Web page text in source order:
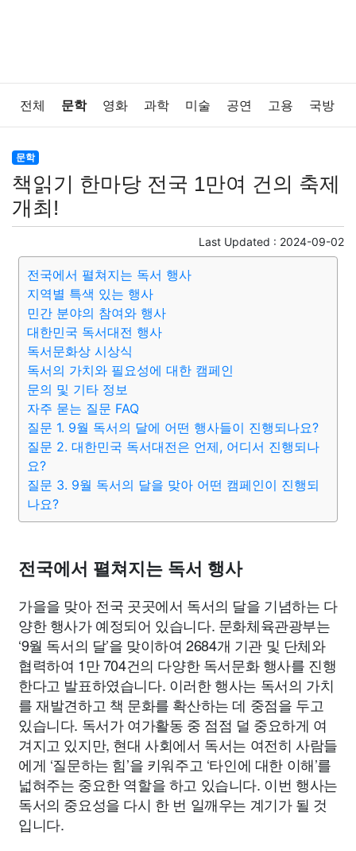
전체 문학 영화 과학 미술 공연 고용 국방
법률
보건 질병 가요 방송 일상 주식 암호화폐
반려동물 패션 미용
증권 인테리어 요리 상품리뷰
게임 스포츠 사진 대출
맛집 IT 컴퓨터 기술 종교 사회
의료 의학 경제
교통 생활 기타
문학
책읽기 한마당 전국 1만여 건의 축제
개최!
Last Updated : 2024-09-02
전국에서 펼쳐지는 독서 행사
지역별 특색 있는 행사
민간 분야의 참여와 행사
대한민국 독서대전 행사
독서문화상 시상식
독서의 가치와 필요성에 대한 캠페인
문의 및 기타 정보
자주 묻는 질문 FAQ
질문 1. 9월 독서의 달에 어떤 행사들이 진행되나요?
질문 2. 대한민국 독서대전은 언제, 어디서 진행되나
요?
질문 3. 9월 독서의 달을 맞아 어떤 캠페인이 진행되
나요?
전국에서 펼쳐지는 독서 행사
가을을 맞아 전국 곳곳에서 독서의 달을 기념하는 다
양한 행사가 예정되어 있습니다. 문화체육관광부는
‘9월 독서의 달’을 맞이하여 2684개 기관 및 단체와
협력하여 1만 704건의 다양한 독서문화 행사를 진행
한다고 발표하였습니다. 이러한 행사는 독서의 가치
를 재발견하고 책 문화를 확산하는 데 중점을 두고
있습니다. 독서가 여가활동 중 점점 덜 중요하게 여
겨지고 있지만, 현대 사회에서 독서는 여전히 사람들
에게 ‘질문하는 힘’을 키워주고 ‘타인에 대한 이해’를
넓혀주는 중요한 역할을 하고 있습니다. 이번 행사는
독서의 중요성을 다시 한 번 일깨우는 계기가 될 것
입니다.